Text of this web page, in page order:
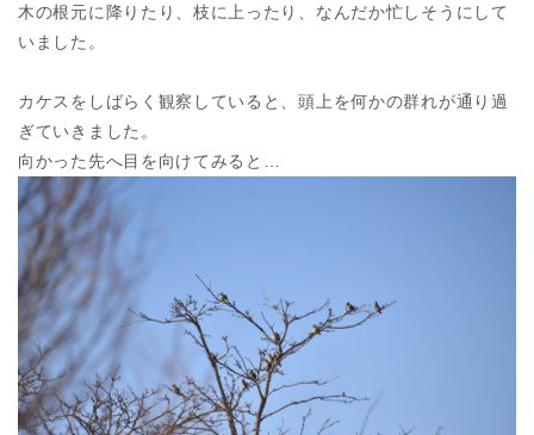
木の根元に降りたり、枝に上ったり、なんだか忙しそうにして
いました。
カケスをしばらく観察していると、頭上を何かの群れが通り過
ぎていきました。
向かった先へ目を向けてみると…